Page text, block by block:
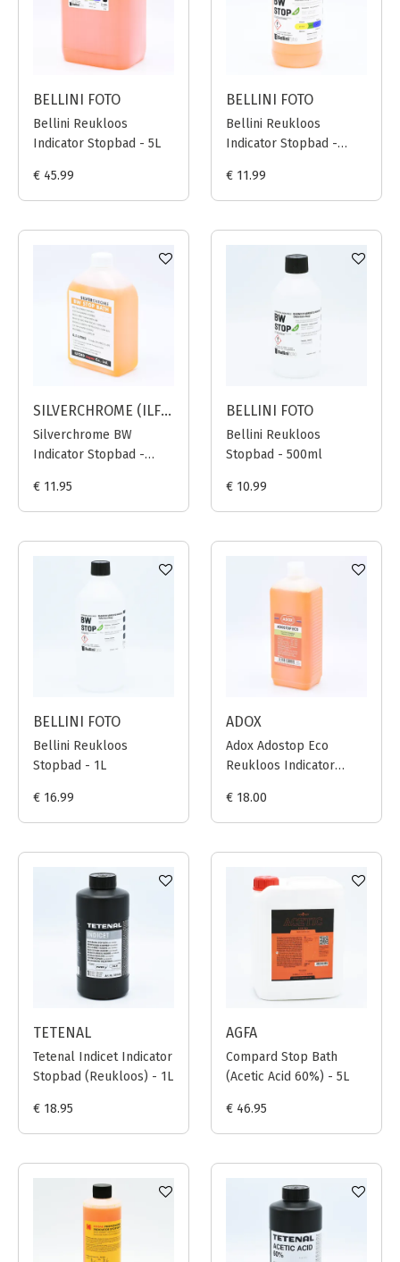
BELLINI FOTO
Bellini Reukloos
Indicator Stopbad - 5L
€ 45.99
BELLINI FOTO
Bellini Reukloos
Indicator Stopbad -
€ 11.99
SILVERCHROME (ILFORD JAPAN)
Silverchrome BW
Indicator Stopbad -
€ 11.95
BELLINI FOTO
Bellini Reukloos
Stopbad - 500ml
€ 10.99
BELLINI FOTO
Bellini Reukloos
Stopbad - 1L
€ 16.99
ADOX
Adox Adostop Eco
Reukloos Indicator
€ 18.00
TETENAL
Tetenal Indicet Indicator
Stopbad (Reukloos) - 1L
€ 18.95
AGFA
Compard Stop Bath
(Acetic Acid 60%) - 5L
€ 46.95